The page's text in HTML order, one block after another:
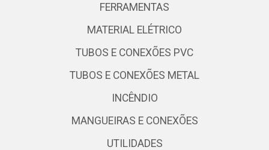
FERRAMENTAS
MATERIAL ELÉTRICO
TUBOS E CONEXÕES PVC
TUBOS E CONEXÕES METAL
INCÊNDIO
MANGUEIRAS E CONEXÕES
UTILIDADES